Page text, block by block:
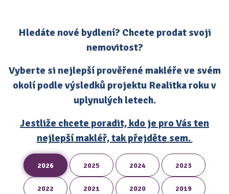
Hledáte nové bydlení? Chcete prodat svoji
nemovitost?
Vyberte si nejlepší prověřené makléře ve svém
okolí podle výsledků projektu Realitka roku v
uplynulých letech.
Jestliže chcete poradit, kdo je pro Vás ten
nejlepší makléř, tak přejděte sem.
2026 2025 2024 2023
2022 2021 2020 2019